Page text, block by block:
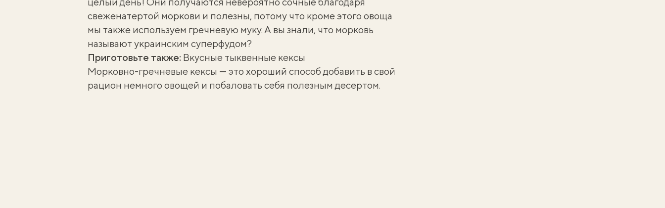
свеженатертой моркови и полезны, потому что кроме этого овоща
мы также используем гречневую муку. А вы знали, что морковь
называют украинским суперфудом?
Приготовьте также: Вкусные тыквенные кексы
Морковно-гречневые кексы — это хороший способ добавить в свой
рацион немного овощей и побаловать себя полезным десертом.